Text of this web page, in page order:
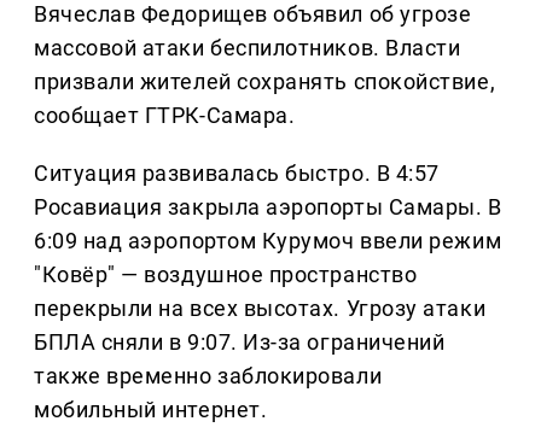
Вячеслав Федорищев объявил об угрозе
массовой атаки беспилотников. Власти
призвали жителей сохранять спокойствие,
сообщает ГТРК-Самара.
Ситуация развивалась быстро. В 4:57
Росавиация закрыла аэропорты Самары. В
6:09 над аэропортом Курумоч ввели режим
"Ковёр" — воздушное пространство
перекрыли на всех высотах. Угрозу атаки
БПЛА сняли в 9:07. Из-за ограничений
также временно заблокировали
мобильный интернет.